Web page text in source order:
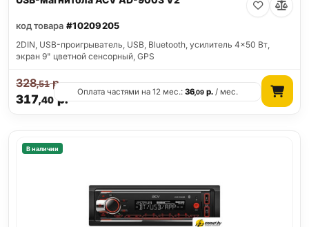
код товара #10209205
2DIN, USB-проигрыватель, USB, Bluetooth, усилитель 4x50 Вт,
экран 9" цветной сенсорный, GPS
317,40р.
328,51р.
Оплата частями на 12 мес.:36,09 р. / мес.
В наличии